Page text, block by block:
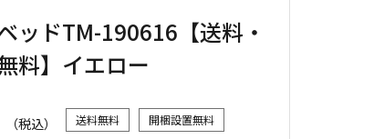
ッドTM-190616【送料・
料】イエロー
（税込） 送料無料 開梱設置無料